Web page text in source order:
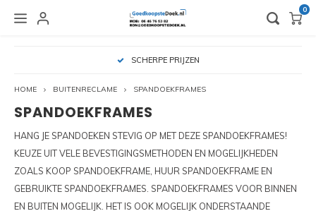
HOOFDMENU / BEURSMATERIALEN
BEURSVERLICHTING
CONNECTOR BEURSVERLICHTING
FOLDERHOUDERS
HOOFDMENU / BINNENRECLAME
BANNERS
ROLL
BEURSWANDEN EN STANDS
LED FRAMES ALUMINIUM PIX
HOOFDMENU / BUITENRECLAME
BUISKOPPELINGEN
CONTAINERFRAMES
SPANDOEKEN
HOOFDMENU / HUREN
BEURSWAND HUREN
STOEPBORDEN HUREN
CONTAINERFRAME HUREN
HOOFDMENU / OUTLET EN GEBRUIKT
ALUMINIUM FRAMES - GEBRUIKT
BUISKOPPELINGEN - GEBRUIKT
CONTAINERFRAMES - GEBRUIKT
HOOFDMENU / VLAGGEN EN BEACHVLAGGEN
ACCESSOIRES VLAGGEN
ACCESSSOIRES BEACHVLAGGEN
0
SCHERPE PRIJZEN
HOME BUITENRECLAME SPANDOEKFRAMES
SPANDOEKFRAMES
HANG JE SPANDOEKEN STEVIG OP MET DEZE SPANDOEKFRAMES!
KEUZE UIT VELE BEVESTIGINGSMETHODEN EN MOGELIJKHEDEN
ZOALS KOOP SPANDOEKFRAME, HUUR SPANDOEKFRAME EN
GEBRUIKTE SPANDOEKFRAMES. SPANDOEKFRAMES VOOR BINNEN
EN BUITEN MOGELIJK. HET IS OOK MOGELIJK ONDERSTAANDE